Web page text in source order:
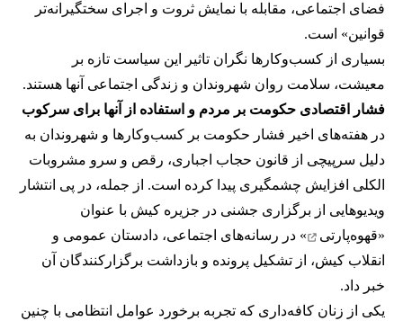
فضای اجتماعی، مقابله با نمایش ثروت و اجرای سختگیرانه‌تر
قوانین» است.
بسیاری از کسب‌وکارها نگران تاثیر این سیاست‌ تازه بر
معیشت، سلامت روان شهروندان و زندگی اجتماعی آنها هستند.
فشار اقتصادی حکومت بر مردم و استفاده از آنها برای سرکوب
در هفته‌های اخیر فشار حکومت بر کسب‌وکارها و شهروندان به
دلیل سرپیچی از قانون حجاب اجباری، رقص و سرو مشروبات
الکلی افزایش چشمگیری پیدا کرده است. از جمله، در پی انتشار
ویدیوهایی از برگزاری جشنی در جزیره کیش با عنوان
«قهوه‌پارتی
» در رسانه‌های اجتماعی، دادستان عمومی و
انقلاب کیش، از تشکیل پرونده و بازداشت برگزارکنندگان آن
خبر داد.
یکی از زنان کافه‌داری که تجربه برخورد عوامل انتظامی با چنین